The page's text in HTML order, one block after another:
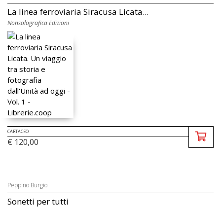
La linea ferroviaria Siracusa Licata...
Nonsolografica Edizioni
CARTACEO
€ 120,00
Peppino Burgio
Sonetti per tutti